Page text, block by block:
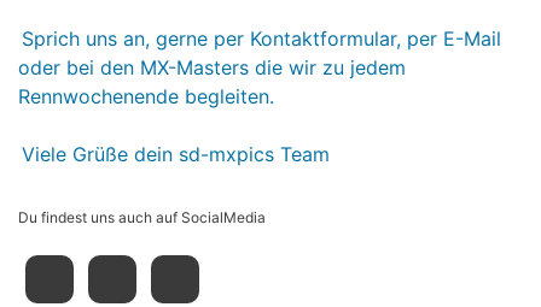
Sprich uns an, gerne per Kontaktformular, per E-Mail
oder bei den MX-Masters die wir zu jedem
Rennwochenende begleiten.
Viele Grüße dein sd-mxpics Team
Du findest uns auch auf SocialMedia